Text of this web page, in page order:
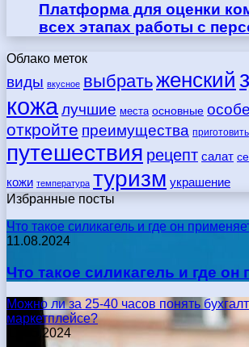
Платформа для оценки
всех этапах работы с
Облако меток
виды вкусное выбратьженский
кожалучшие места основные
откройте преимущества приготовить
путешествия рецепт салат
кожи температура туризм украшение
Избранные посты
Что такое силикагель и где он
11.08.2024
Что такое силикагель и где он
Можно ли за 25-40 часов понять
маркетплейсе?
17.05.2024